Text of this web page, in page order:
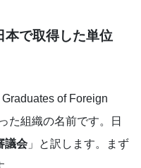
本で取得した単位
of Foreign
た組織の名前です。日
議会 」と訳します。まず